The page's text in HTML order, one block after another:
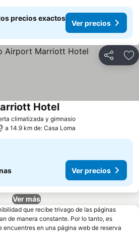
precios exactos
Ver precios
Compartir
climatizada y gimnasio
Hotel
a 14.9 km de: Casa Loma
Ver precios
Ver más
que recibe trivago de las páginas
de manera constante. Por lo tanto, es
encuentres en una página web de reserva